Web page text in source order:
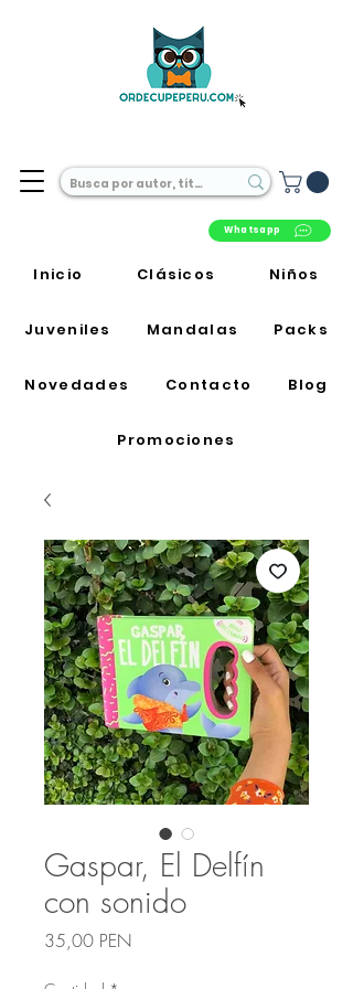
Whatsapp
Inicio Clásicos Niños
Juveniles Mandalas Packs
Novedades Contacto Blog
Promociones
Gaspar, El Delfín
con sonido
35,00 PENPrecio